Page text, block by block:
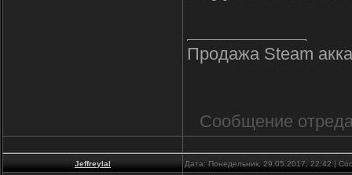
Продажа Steam
Сообщение
Jeffreylal Дата: Понедельник, 29.05.2017, 22:42 |